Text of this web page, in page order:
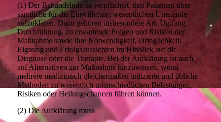
(1) Der Behandelnde ist verpflichtet, den Patienten über
sämtliche für die Einwilligung wesentlichen Umstände
aufzuklären. Dazu gehören insbesondere Art, Umfang,
Durchführung, zu erwartende Folgen und Risiken der
Maßnahme sowie ihre Notwendigkeit, Dringlichkeit,
Eignung und Erfolgsaussichten im Hinblick auf die
Diagnose oder die Therapie. Bei der Aufklärung ist auch
auf Alternativen zur Maßnahme hinzuweisen, wenn
mehrere medizinisch gleichermaßen indizierte und übliche
Methoden zu wesentlich unterschiedlichen Belastungen,
Risiken oder Heilungschancen führen können.
(2) Die Aufklärung muss